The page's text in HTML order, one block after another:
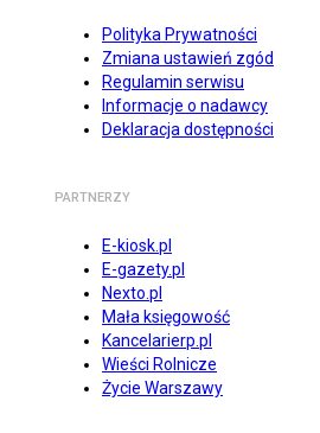
Polityka Prywatności
Zmiana ustawień zgód
Regulamin serwisu
Informacje o nadawcy
Deklaracja dostępności
PARTNERZY
E-kiosk.pl
E-gazety.pl
Nexto.pl
Mała księgowość
Kancelarierp.pl
Wieści Rolnicze
Życie Warszawy